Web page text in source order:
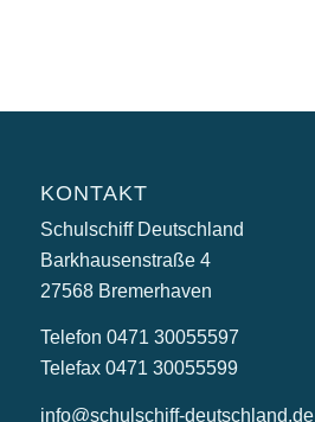
KONTAKT
Schulschiff Deutschland
Barkhausenstraße 4
27568 Bremerhaven
Telefon 0471 30055597
Telefax 0471 30055599
info@schulschiff-deutschland.de